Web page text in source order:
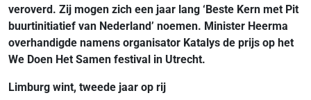
veroverd. Zij mogen zich een jaar lang ‘Beste Kern met Pit
buurtinitiatief van Nederland’ noemen. Minister Heerma
overhandigde namens organisator Katalys de prijs op het
We Doen Het Samen festival in Utrecht.
Limburg wint, tweede jaar op rij